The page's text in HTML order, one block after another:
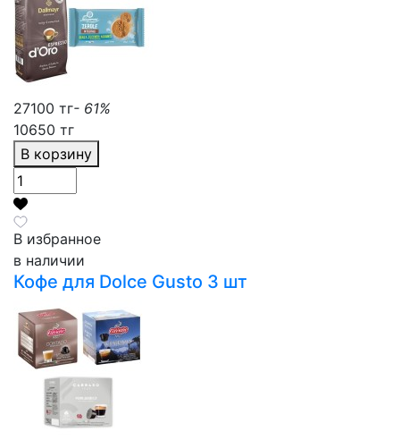
27100 тг- 61%
10650 тг
В корзину
В избранное
в наличии
Кофе для Dolce Gusto 3 шт